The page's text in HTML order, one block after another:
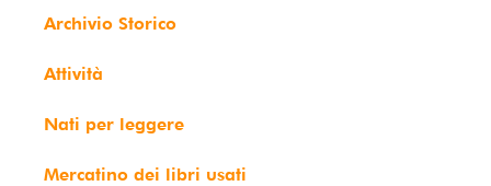
Archivio Storico
Attività
Nati per leggere
Mercatino dei libri usati